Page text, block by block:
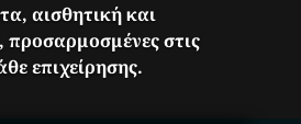
αισθητική και
προσαρμοσμένες στις
επιχείρησης.